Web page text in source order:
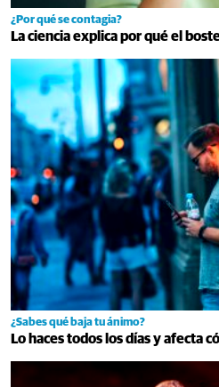
¿Por qué se contagia?
La ciencia explica por qué el
¿Sabes qué baja tu ánimo?
Lo haces todos los días y afecta